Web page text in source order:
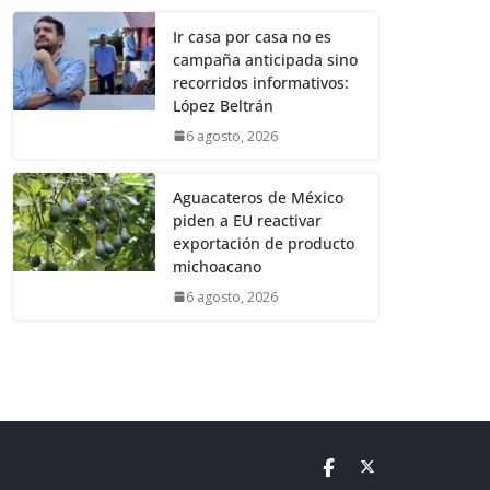
Ir casa por casa no es
campaña anticipada sino
recorridos informativos:
López Beltrán
6 agosto, 2026
Aguacateros de México
piden a EU reactivar
exportación de producto
michoacano
6 agosto, 2026